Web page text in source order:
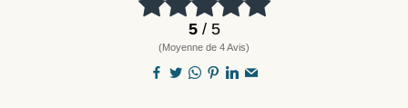
5/ 5
(Moyenne de 4 Avis)